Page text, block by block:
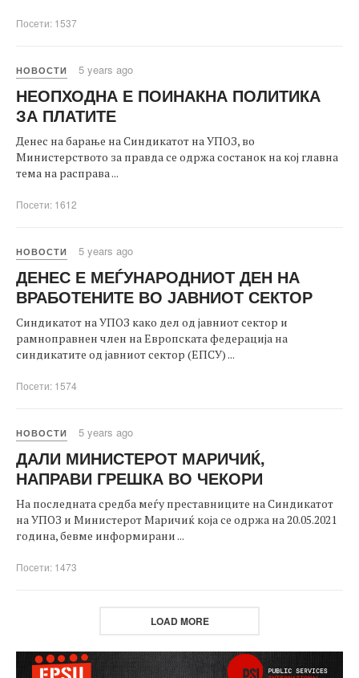
Посети: 1537
НОВОСТИ 5 years ago
НЕОПХОДНА Е ПОИНАКНА ПОЛИТИКА
ЗА ПЛАТИТЕ
Денес на барање на Синдикатот на УПОЗ, во
Министерството за правда се одржа состанок на кој главна
тема на расправа ...
Посети: 1612
НОВОСТИ 5 years ago
ДЕНЕС Е МЕЃУНАРОДНИОТ ДЕН НА
ВРАБОТЕНИТЕ ВО ЈАВНИОТ СЕКТОР
Синдикатот на УПОЗ како дел од јавниот сектор и
рамноправнен член на Европската федерација на
синдикатите од јавниот сектор (ЕПСУ) ...
Посети: 1574
НОВОСТИ 5 years ago
ДАЛИ МИНИСТЕРОТ МАРИЧИЌ,
НАПРАВИ ГРЕШКА ВО ЧЕКОРИ
На последната средба меѓу преставниците на Синдикатот
на УПОЗ и Министерот Маричиќ која се одржа на 20.05.2021
година, бевме информирани ...
Посети: 1473
LOAD MORE